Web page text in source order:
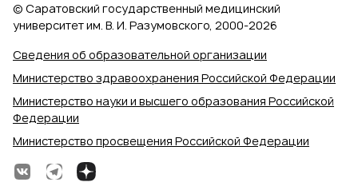
Сведения об образовательной организации
Министерство здравоохранения Российской Федерации
Министерство науки и высшего образования Российской
Федерации
Министерство просвещения Российской Федерации
© Саратовский государственный медицинский
университет им. В. И. Разумовского, 2000‑2026